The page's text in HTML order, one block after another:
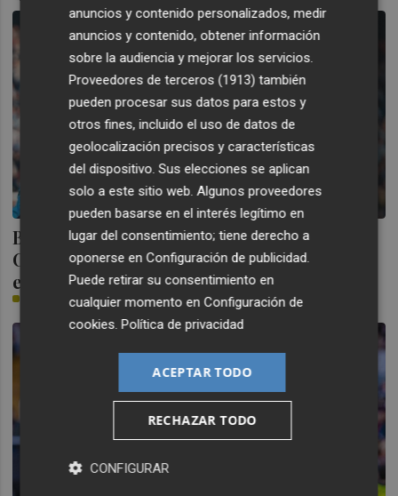
Borja Iglesias y Durán reciben el alta;
Carlos Domínguez y Ristic son baja contra
el Valencia CF
anuncios y contenido personalizados, medir
anuncios y contenido, obtener información
sobre la audiencia y mejorar los servicios.
Proveedores de terceros (1913) también
pueden procesar sus datos para estos y
otros fines, incluido el uso de datos de
geolocalización precisos y características
del dispositivo. Sus elecciones se aplican
solo a este sitio web. Algunos proveedores
pueden basarse en el interés legítimo en
lugar del consentimiento; tiene derecho a
oponerse enConfiguración de publicidad
Puede retirar su consentimiento en
cualquier momento enConfiguración de
cookies .Política de privacidad
ACEPTAR TODO
RECHAZAR TODO
CONFIGURAR